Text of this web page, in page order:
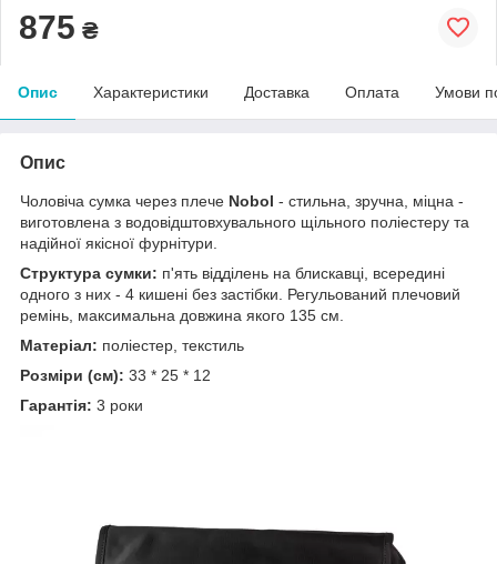
875 ₴
Опис Характеристики Доставка Оплата Умови
Опис
Чоловіча сумка через плече Nobol - стильна, зручна, міцна -
виготовлена з водовідштовхувального щільного поліестеру та
надійної якісної фурнітури.
Структура сумки: п'ять відділень на блискавці, всередині
одного з них - 4 кишені без застібки. Регульований плечовий
ремінь, максимальна довжина якого 135 см.
Матеріал: поліестер, текстиль
Розміри (см): 33 * 25 * 12
Гарантія: 3 роки